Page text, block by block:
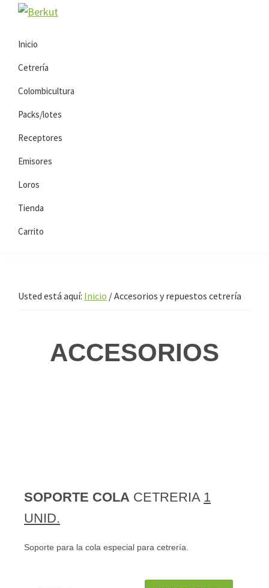
Saltar
navegación
Saltar
contenido
principal
Inicio
Cetrería
Colombicultura
Packs/lotes
Receptores
Emisores
Loros
Tienda
Carrito
Usted está aquí: Inicio /Accesorios y repuestos cetrería
ACCESORIOS
SOPORTE COLA CETRERIA 1
UNID.
Soporte para la cola especial para cetrería.